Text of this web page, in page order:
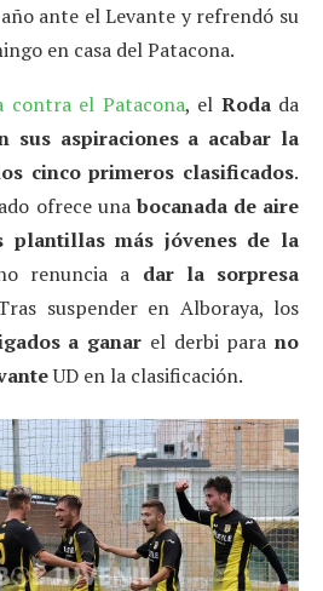
ante el Levante y refrendó su
en casa del Patacona.
contra el Patacona, el Rodada
sus aspiraciones a acabar la
cinco primeros clasificados.
ofrece una bocanada de aire
plantillas más jóvenes de la
renuncia a dar la sorpresa
suspender en Alboraya, los
a ganar el derbi para no
UD en la clasificación.